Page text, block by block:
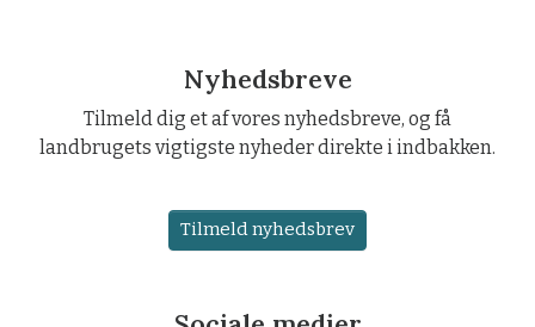
Nyhedsbreve
Tilmeld dig et af vores nyhedsbreve, og få
landbrugets vigtigste nyheder direkte i indbakken.
Tilmeld nyhedsbrev